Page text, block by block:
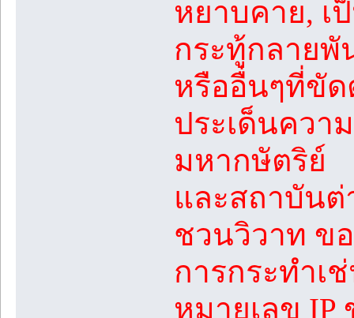
หยาบคาย, เ
กระทู้กลายพั
หรืออื่นๆที่ขัด
ประเด็นควา
มหากษัตริย์
และสถาบันต่
ชวนวิวาท ข
การกระทำ
หมายเลข IP